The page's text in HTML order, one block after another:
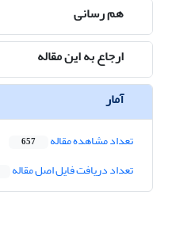
هم رسانی
ارجاع به این مقاله
آمار
تعداد مشاهده مقاله 657
تعداد دریافت فایل اصل مقاله